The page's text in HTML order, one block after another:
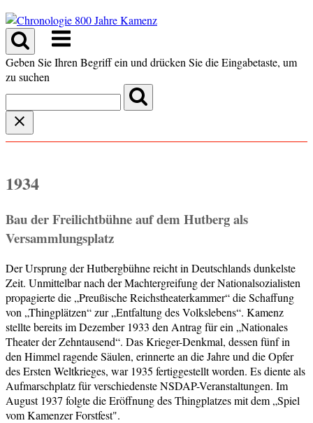
Skip
to
content
Menu
Geben Sie Ihren Begriff ein und drücken Sie die Eingabetaste, um
zu suchen
1934
Bau der Freilichtbühne auf dem Hutberg als
Versammlungsplatz
Der Ursprung der Hutbergbühne reicht in Deutschlands dunkelste
Zeit. Unmittelbar nach der Machtergreifung der Nationalsozialisten
propagierte die „Preußische Reichstheaterkammer“ die Schaffung
von „Thingplätzen“ zur „Entfaltung des Volkslebens“. Kamenz
stellte bereits im Dezember 1933 den Antrag für ein „Nationales
Theater der Zehntausend“. Das Krieger-Denkmal, dessen fünf in
den Himmel ragende Säulen, erinnerte an die Jahre und die Opfer
des Ersten Weltkrieges, war 1935 fertiggestellt worden. Es diente als
Aufmarschplatz für verschiedenste NSDAP-Veranstaltungen. Im
August 1937 folgte die Eröffnung des Thingplatzes mit dem „Spiel
vom Kamenzer Forstfest".